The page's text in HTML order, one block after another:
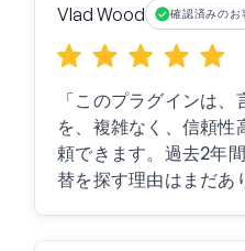
Vlad Wood 確認済みのお
「このプラグインは
を、複雑なく、信頼性
頼できます。過去2年
替を探す理由はまだあ